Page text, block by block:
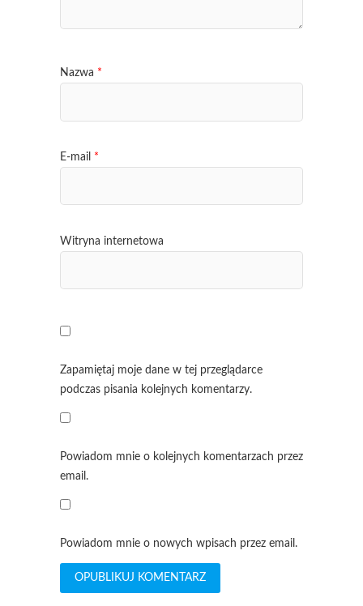
Nazwa *
E-mail *
Witryna internetowa
Zapamiętaj moje dane w tej przeglądarce
podczas pisania kolejnych komentarzy.
Powiadom mnie o kolejnych komentarzach przez
email.
Powiadom mnie o nowych wpisach przez email.